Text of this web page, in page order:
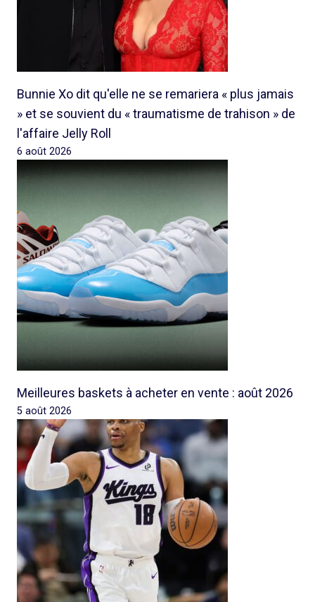
Bunnie Xo dit qu'elle ne se remariera « plus jamais
» et se souvient du « traumatisme de trahison » de
l'affaire Jelly Roll
6 août 2026
Meilleures baskets à acheter en vente : août 2026
5 août 2026